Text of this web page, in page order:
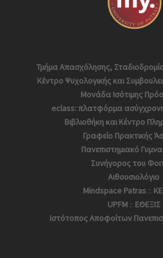
Τμήμα Απασχόλησης,
Κέντρο Ψυχολογικής και
Μονάδα Ισότιμης
eclass: πλατφόρμα
Βιβλιοθήκη και Κέντρο
Γραφείο Πρακτικής
Πανεπιστημιακό
Συνήγορος του
Αιθουσιολόγιο
Mindspace Patras ::
UPFM:: ΕΘΕΞΙΣ
Ιστότοπος Αποφoίτων